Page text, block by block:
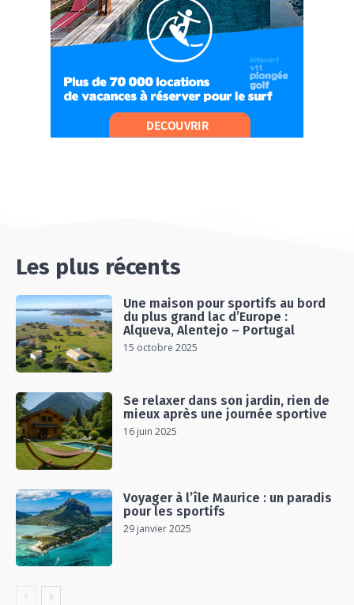
#Ep11 VLOG : SÉJOUR AU BORD DE LA SAÔNE
ET AU LAC D’AIGUEBELETTE
05:55
#Ep12 VLOG : ANNECY, ENTRE LAC ET
06:26
UN SÉJOUR SPORT & NATURE
07:19
Les plus récents
Une maison pour sportifs au bord
du plus grand lac d’Europe :
Alqueva, Alentejo – Portugal
15 octobre 2025
Se relaxer dans son jardin, rien de
mieux après une journée sportive
16 juin 2025
Voyager à l’île Maurice : un paradis
pour les sportifs
29 janvier 2025